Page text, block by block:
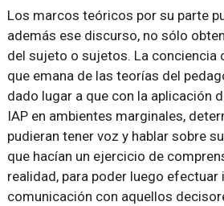
Los marcos teóricos por su parte
además ese discurso, no sólo
del sujeto o sujetos. La conciencia
que emana de las teorías del
dado lugar a que con la aplicación
IAP en ambientes marginales,
pudieran tener voz y hablar sobre
que hacían un ejercicio de
realidad, para poder luego efectuar
comunicación con aquellos